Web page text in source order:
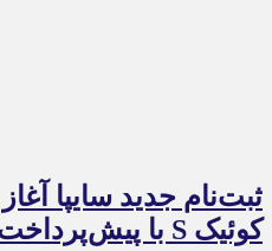
ثبت‌نام جدید سایپا
کوئیک S با پیش‌پرداخت ۵۰۰ میلیونی